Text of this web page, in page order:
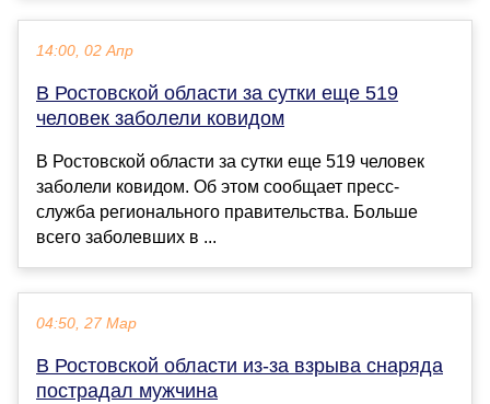
14:00, 02 Апр
В Ростовской области за сутки еще 519
человек заболели ковидом
В Ростовской области за сутки еще 519 человек
заболели ковидом. Об этом сообщает пресс-
служба регионального правительства. Больше
всего заболевших в ...
04:50, 27 Мар
В Ростовской области из-за взрыва снаряда
пострадал мужчина